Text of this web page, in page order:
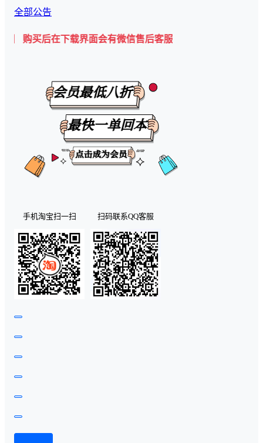
全部公告
在下载界面会有微信售后客服二维码💡
手机淘宝扫一扫 扫码联系QQ客服